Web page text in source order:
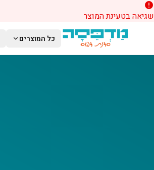
שגיאה בטעינת המוצר
דלג לתוכן הראשי
כל המוצרים